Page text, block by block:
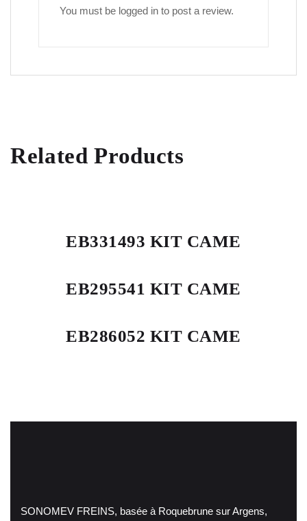
You must be logged in to post a review.
Related Products
EB331493 KIT CAME
EB295541 KIT CAME
EB286052 KIT CAME
SONOMEV FREINS, basée à Roquebrune sur Argens,